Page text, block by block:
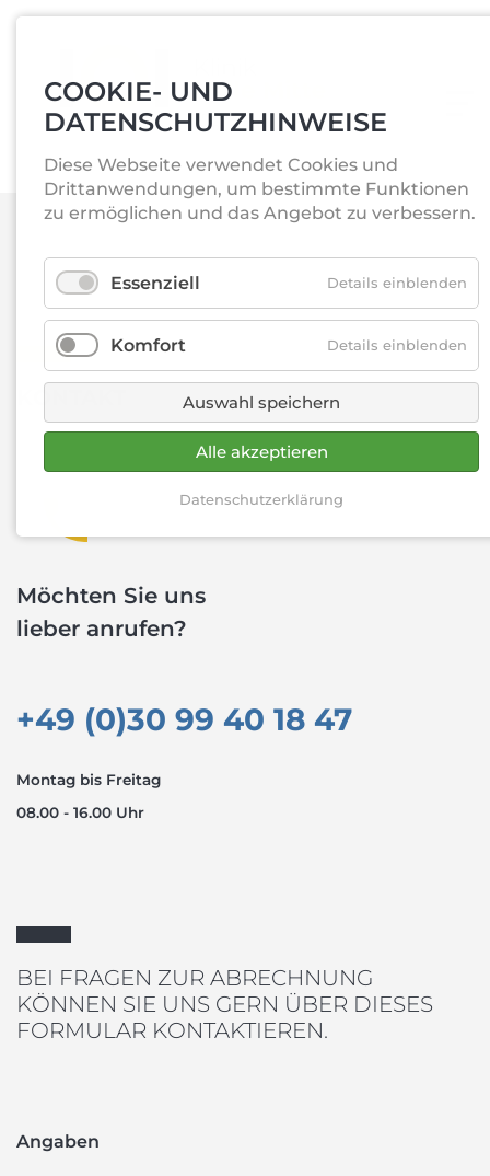
COOKIE- UND
DATENSCHUTZHINWEISE
Diese Webseite verwendet Cookies und
Drittanwendungen, um bestimmte Funktionen
zu ermöglichen und das Angebot zu verbessern.
Essenziell Details einblenden
Komfort Details einblenden
Auswahl speichern
Alle akzeptieren
Datenschutzerklärung
Möchten Sie uns
lieber anrufen?
+49 (0)30 99 40 18 47
Montag bis Freitag
08.00 - 16.00 Uhr
BEI FRAGEN ZUR ABRECHNUNG
KÖNNEN SIE UNS GERN ÜBER DIESES
FORMULAR KONTAKTIEREN.
Angaben